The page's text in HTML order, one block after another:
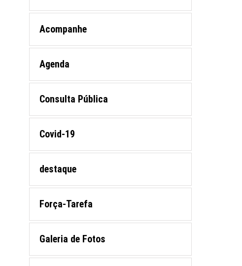
Acompanhe
Agenda
Consulta Pública
Covid-19
destaque
Força-Tarefa
Galeria de Fotos